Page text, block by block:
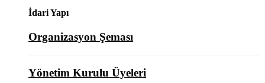
İdari Yapı
Organizasyon Şeması
Yönetim Kurulu Üyeleri